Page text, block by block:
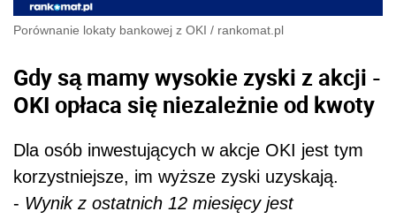
Porównanie lokaty bankowej z OKI / rankomat.pl
Gdy są mamy wysokie zyski z akcji -
OKI opłaca się niezależnie od kwoty
Dla osób inwestujących w akcje OKI jest tym
korzystniejsze, im wyższe zyski uzyskają.
- Wynik z ostatnich 12 miesięcy jest